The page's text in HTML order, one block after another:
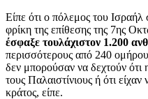
Είπε ότι ο πόλεμος του
φρίκη της επίθεσης της 7ης
έσφαξε τουλάχιστον 1.200
περισσότερους από 240
δεν μπορούσαν να δεχτούν
τους Παλαιστίνιους ή ότι
κράτος, είπε.